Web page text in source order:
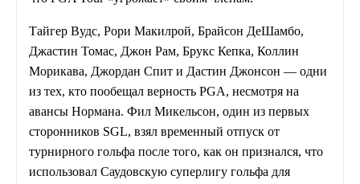
Тайгер Вудс, Рори Макилрой, Брайсон ДеШамбо,
Джастин Томас, Джон Рам, Брукс Кепка, Коллин
Морикава, Джордан Спит и Дастин Джонсон — одни
из тех, кто пообещал верность PGA, несмотря на
авансы Нормана. Фил Микельсон, один из первых
сторонников SGL, взял временный отпуск от
турнирного гольфа после того, как он признался, что
использовал Саудовскую суперлигу гольфа для